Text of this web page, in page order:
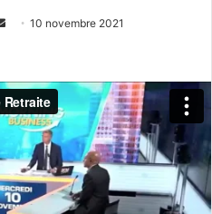
Envoyer10 novembre 2021